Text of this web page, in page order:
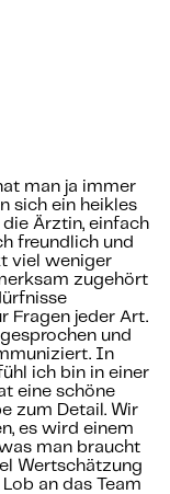
man ja immer
sich ein heikles
die Ärztin, einfach
freundlich und
viel weniger
zugehört
Fragen jeder Art.
und
In
ich bin in einer
eine schöne
zum Detail. Wir
es wird einem
man braucht
Wertschätzung
an das Team